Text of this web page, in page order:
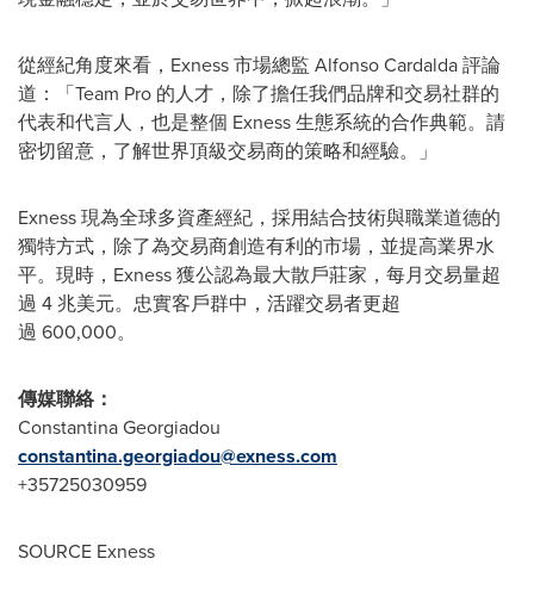
從經紀角度來看，Exness 市場總監 Alfonso Cardalda 評論
道：「Team Pro 的人才，除了擔任我們品牌和交易社群的
代表和代言人，也是整個 Exness 生態系統的合作典範。請
密切留意，了解世界頂級交易商的策略和經驗。」
Exness 現為全球多資產經紀，採用結合技術與職業道德的
獨特方式，除了為交易商創造有利的市場，並提高業界水
平。現時，Exness 獲公認為最大散戶莊家，每月交易量超
過 4 兆美元。忠實客戶群中，活躍交易者更超
過 600,000。
傳媒聯絡：
Constantina Georgiadou
constantina.georgiadou@exness.com
+35725030959
SOURCE Exness